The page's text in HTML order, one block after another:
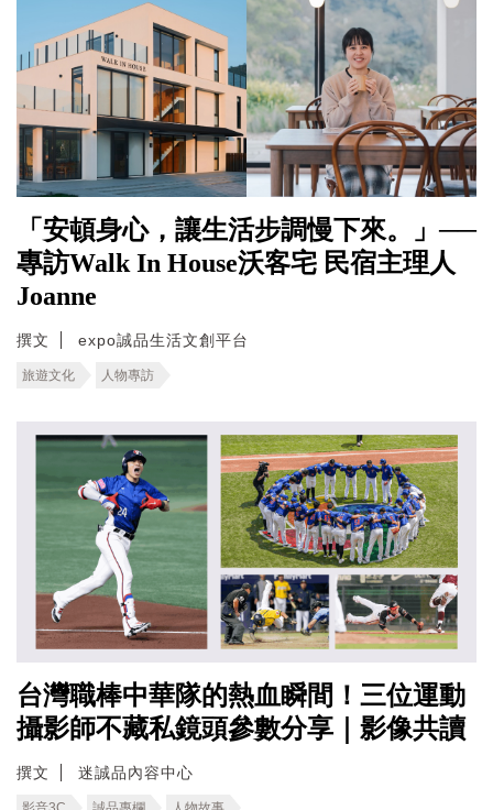
「安頓身心，讓生活步調慢下來。」──
專訪Walk In House沃客宅 民宿主理人
Joanne
撰文 expo誠品生活文創平台
旅遊文化 人物專訪
台灣職棒中華隊的熱血瞬間！三位運動
攝影師不藏私鏡頭參數分享｜影像共讀
撰文 迷誠品內容中心